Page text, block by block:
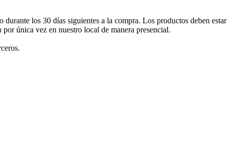
los 30 días siguientes a la compra. Los productos deben
única vez en nuestro local de manera presencial.